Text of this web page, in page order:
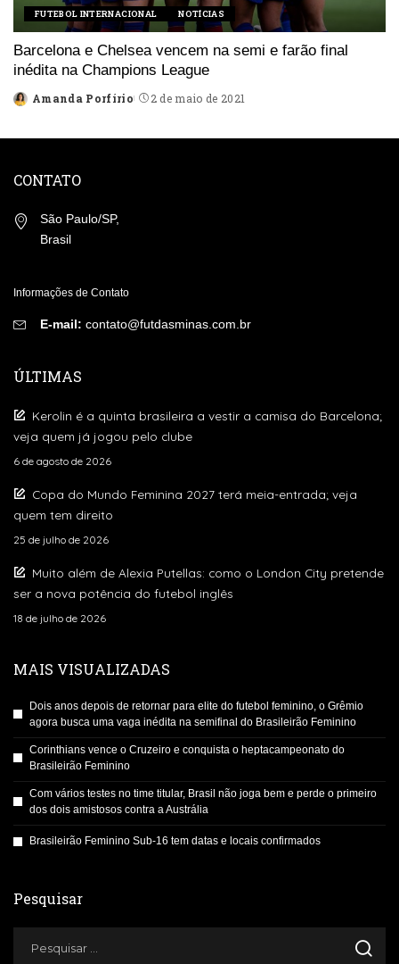
FUTEBOL INTERNACIONAL NOTÍCIAS
Barcelona e Chelsea vencem na semi e farão final
inédita na Champions League
Posted
Amanda Porfírio 2 de maio de 2021
CONTATO
São Paulo/SP,
Brasil
Informações de Contato
E-mail: contato@futdasminas.com.br
ÚLTIMAS
Kerolin é a quinta brasileira a vestir a camisa do Barcelona;
veja quem já jogou pelo clube
6 de agosto de 2026
Copa do Mundo Feminina 2027 terá meia-entrada; veja
quem tem direito
25 de julho de 2026
Muito além de Alexia Putellas: como o London City pretende
ser a nova potência do futebol inglês
18 de julho de 2026
MAIS VISUALIZADAS
Dois anos depois de retornar para elite do futebol feminino, o Grêmio
agora busca uma vaga inédita na semifinal do Brasileirão Feminino
Corinthians vence o Cruzeiro e conquista o heptacampeonato do
Brasileirão Feminino
Com vários testes no time titular, Brasil não joga bem e perde o primeiro
dos dois amistosos contra a Austrália
Brasileirão Feminino Sub-16 tem datas e locais confirmados
Pesquisar